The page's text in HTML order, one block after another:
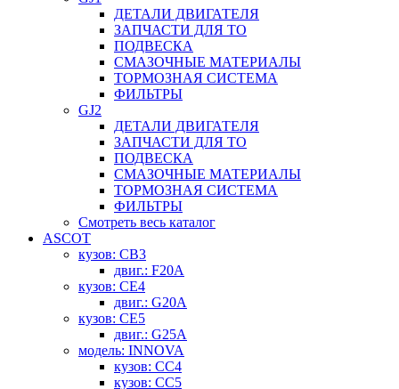
ДЕТАЛИ ДВИГАТЕЛЯ
ЗАПЧАСТИ ДЛЯ ТО
ПОДВЕСКА
СМАЗОЧНЫЕ МАТЕРИАЛЫ
ТОРМОЗНАЯ СИСТЕМА
ФИЛЬТРЫ
GJ2
ДЕТАЛИ ДВИГАТЕЛЯ
ЗАПЧАСТИ ДЛЯ ТО
ПОДВЕСКА
СМАЗОЧНЫЕ МАТЕРИАЛЫ
ТОРМОЗНАЯ СИСТЕМА
ФИЛЬТРЫ
Смотреть весь каталог
ASCOT
кузов: CB3
двиг.: F20A
кузов: CE4
двиг.: G20A
кузов: CE5
двиг.: G25A
модель: INNOVA
кузов: CC4
кузов: CC5